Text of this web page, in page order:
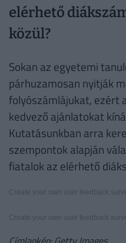
elérhető
közül?
Sokan az egyetemi
párhuzamosan nyitják
folyószámlájukat, ezért
kedvező ajánlatokat
Kutatásunkban arra
szempontok alapján
fiatalok az elérhető
Create your own user feedback
Create your own user feedback